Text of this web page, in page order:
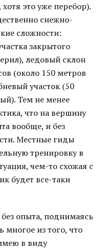
это уже перебор).
снежно-
сложности:
закрытого
ледовый склон
(около 150 метров
участок (50
Тем не менее
что на вершину
вообще, и без
Местные гиды
тренировку в
чем-то схожая с
будет все-таки
опыта, поднимаясь
многое из того, что
в виду